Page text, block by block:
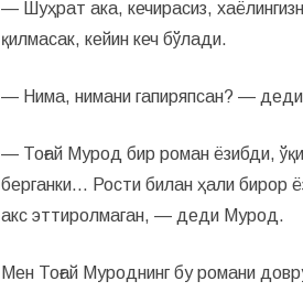
— Шуҳрат ака, кечирасиз,
қилмасак, кейин кеч бўлади.
— Нима, нимани гапиряпсан? —
— Тоғай Мурод бир роман ёзибди,
берганки… Рости билан ҳали бирор
акс эттиролмаган, — деди Мурод.
Мен Тоғай Муроднинг бу романи